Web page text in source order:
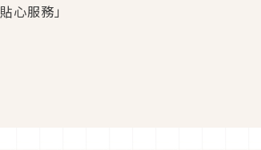
心服務」